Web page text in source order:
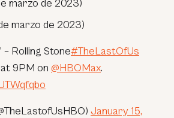
marzo de 2023)
marzo de 2023)
– Rolling Stone#TheLastOfUs
9PM on @HBOMax.
January 15,